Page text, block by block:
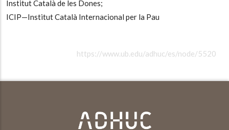
Institut Català de les Dones;
ICIP—Institut Català Internacional per la Pau
https://www.ub.edu/adhuc/es/node/5520